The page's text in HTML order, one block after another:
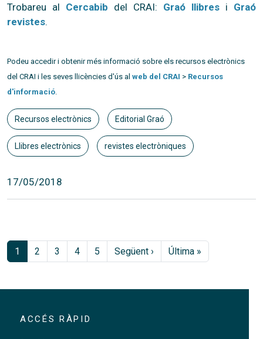
Trobareu al Cercabib del CRAI: Graó llibres i Graó
revistes.
Podeu accedir i obtenir més informació sobre els recursos electrònics
del CRAI i les seves llicències d'ús al web del CRAI > Recursos
d'informació
Recursos electrònics Editorial Graó
Llibres electrònics revistes electròniques
17/05/2018
Paginació
1 2 3 4 5 Següent › Pàgina següent
Última »
ACCÉS RÀPID